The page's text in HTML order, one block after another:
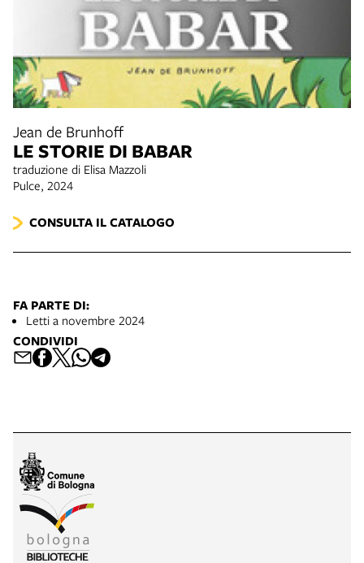
Jean de Brunhoff
LE STORIE DI BABAR
traduzione di Elisa Mazzoli
Pulce, 2024
CONSULTA IL CATALOGO
FA PARTE DI:
Letti a novembre 2024
CONDIVIDI